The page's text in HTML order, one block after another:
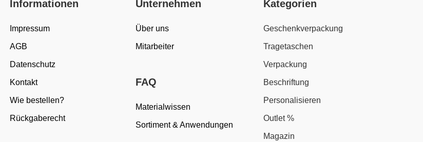
Informationen
Impressum
AGB
Datenschutz
Kontakt
Wie bestellen?
Rückgaberecht
Unternehmen
Über uns
Mitarbeiter
FAQ
Materialwissen
Sortiment & Anwendungen
Kategorien
Geschenkverpackung
Tragetaschen
Verpackung
Beschriftung
Personalisieren
Outlet %
Magazin